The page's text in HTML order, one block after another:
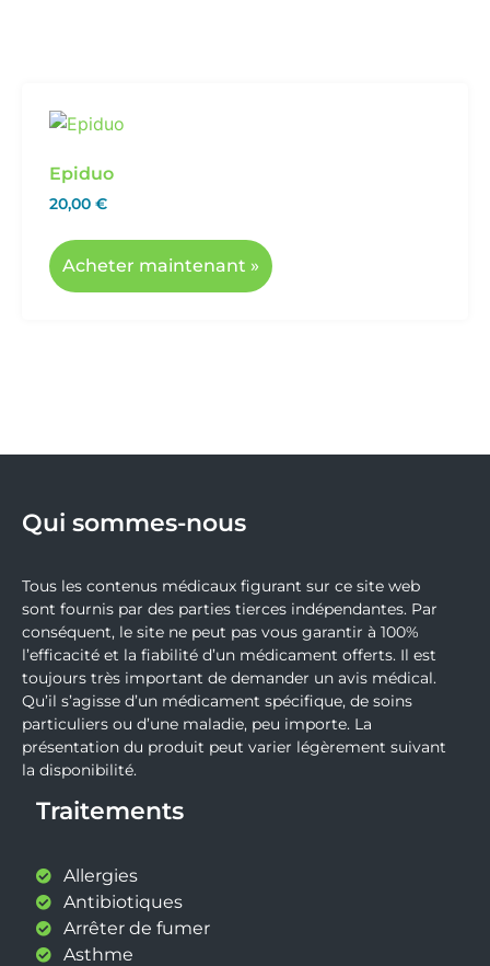
Epiduo
20,00 €
Acheter maintenant »
Qui sommes-nous
Tous les contenus médicaux figurant sur ce site web
sont fournis par des parties tierces indépendantes. Par
conséquent, le site ne peut pas vous garantir à 100%
l’efficacité et la fiabilité d’un médicament offerts. Il est
toujours très important de demander un avis médical.
Qu’il s’agisse d’un médicament spécifique, de soins
particuliers ou d’une maladie, peu importe. La
présentation du produit peut varier légèrement suivant
la disponibilité.
Traitements
Allergies
Antibiotiques
Arrêter de fumer
Asthme